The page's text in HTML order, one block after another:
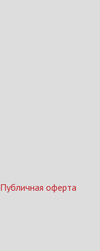
Публичная оферта